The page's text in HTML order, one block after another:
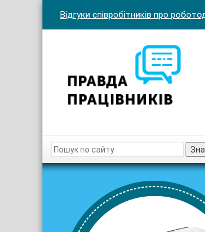
Відгуки співробітників про